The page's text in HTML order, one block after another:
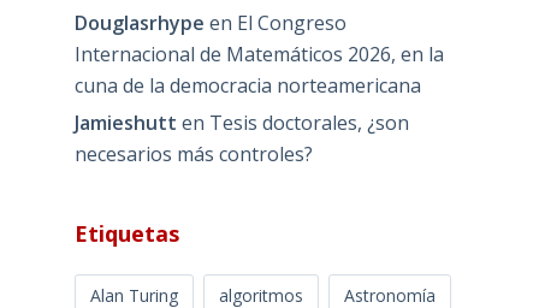
Douglasrhype en El Congreso
Internacional de Matemáticos 2026, en la
cuna de la democracia norteamericana
Jamieshutt en Tesis doctorales, ¿son
necesarios más controles?
Etiquetas
Alan Turing algoritmos Astronomía